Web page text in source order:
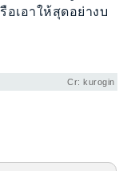
เอาให้สุดอย่างบ
Cr: kurogin